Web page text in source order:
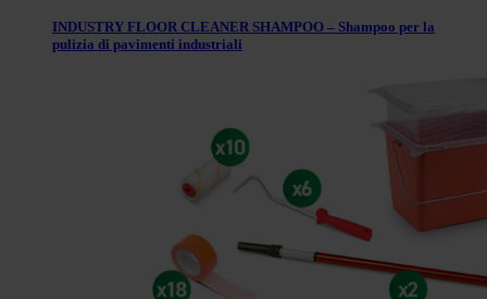
INDUSTRY FLOOR CLEANER SHAMPOO – Shampoo per la
pulizia di pavimenti industriali